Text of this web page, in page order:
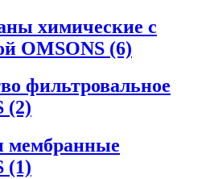
химические с
OMSONS (6)
фильтровальное
(2)
мембранные
(1)